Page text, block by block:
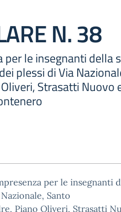
N. 38
per le insegnanti della
plessi di Via
Strasatti Nuovo
per le insegnanti
Santo
Piano Oliveri, Strasatti